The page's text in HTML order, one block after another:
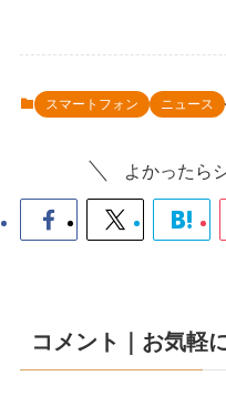
スマートフォン ニュース
よかったら
コメント｜お気軽